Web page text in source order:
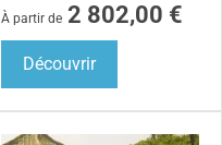
À partir de 2 802,00 €
Découvrir